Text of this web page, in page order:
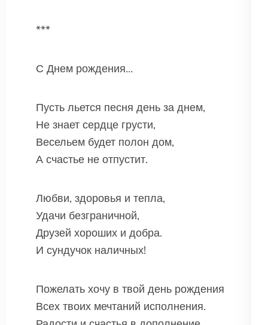
***
С Днем рождения…
Пусть льется песня день за днем,
Не знает сердце грусти,
Весельем будет полон дом,
А счастье не отпустит.
Любви, здоровья и тепла,
Удачи безграничной,
Друзей хороших и добра.
И сундучок наличных!
Пожелать хочу в твой день рождения
Всех твоих мечтаний исполнения.